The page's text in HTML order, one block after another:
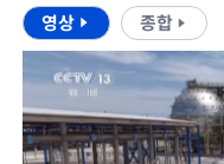
영상 종합